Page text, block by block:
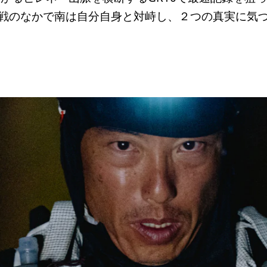
のなかで南は自分自身と対峙し、２つの真実に気